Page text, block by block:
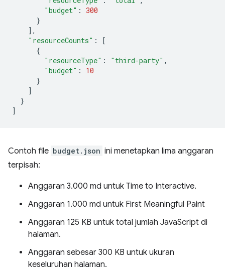
"budget" : 300
}
],
"resourceCounts" :
[
{
"resourceType" : "third-party" ,
"budget" :
10
}
]
}
]
Contoh file budget.json ini menetapkan lima anggaran
terpisah:
Anggaran 3.000 md untuk Time to Interactive.
Anggaran 1.000 md untuk First Meaningful Paint
Anggaran 125 KB untuk total jumlah JavaScript di
halaman.
Anggaran sebesar 300 KB untuk ukuran
keseluruhan halaman.